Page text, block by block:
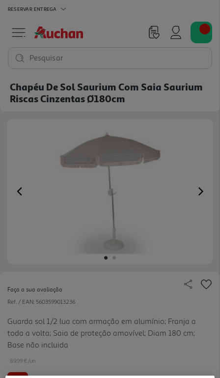
RESERVAR ENTREGA
Pesquisar
Chapéu De Sol Saurium Com Saia Saurium
Riscas Cinzentas Ø180cm
Previous
Faça a sua avaliação
Ref. / EAN: 5603599013236
Guarda sol 1/2 lua com armação em alumínio; Franja a
toda a volta; Saia de proteção amovível; Diam 180 cm;
Base não incluida
89.99 €/un